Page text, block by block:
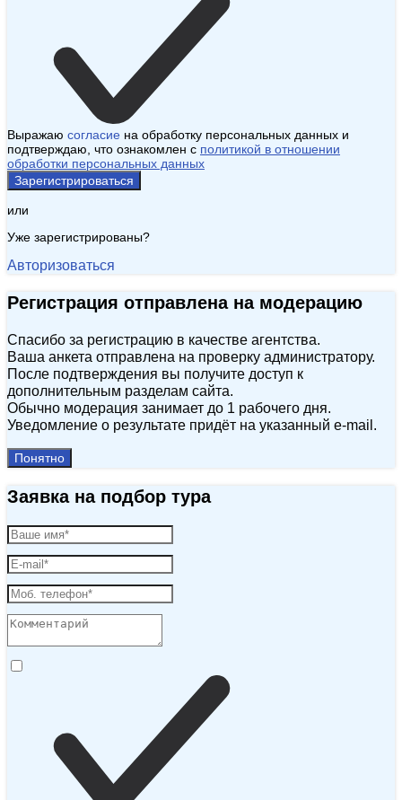
Выражаю согласие на обработку персональных данных и
подтверждаю, что ознакомлен с политикой в отношении
обработки персональных данных
Зарегистрироваться
или
Уже зарегистрированы?
Авторизоваться
Регистрация отправлена на модерацию
Спасибо за регистрацию в качестве агентства.
Ваша анкета отправлена на проверку администратору.
После подтверждения вы получите доступ к
дополнительным разделам сайта.
Обычно модерация занимает до 1 рабочего дня.
Уведомление о результате придёт на указанный e‑mail.
Понятно
Заявка на подбор тура